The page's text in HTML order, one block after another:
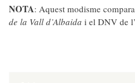
NOTA: Aquest modisme
de la Vall d’Albaida i el DNV de